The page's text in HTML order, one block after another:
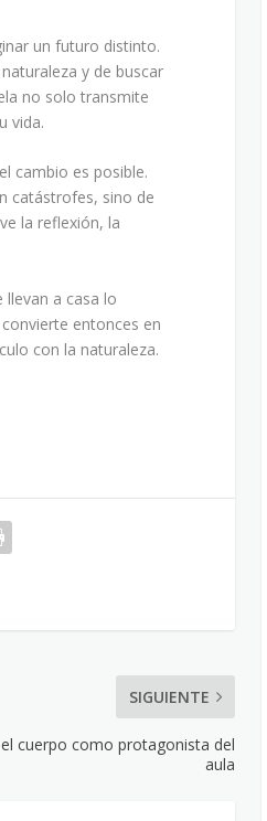
un futuro distinto.
y de buscar
no solo transmite
vida.
cambio es posible.
catástrofes, sino de
la reflexión, la
a casa lo
entonces en
con la naturaleza.
SIGUIENTE
cuerpo como protagonista del
aula